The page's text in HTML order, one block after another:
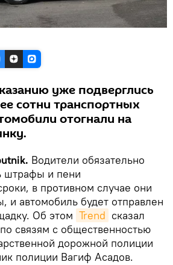
уже подверглись
сотни транспортных
отогнали на
Водители обязательно
штрафы и пени
в противном случае они
и автомобиль будет отправлен
Об этом Trend сказал
связям с общественностью
дорожной полиции
полиции Вагиф Асадов.